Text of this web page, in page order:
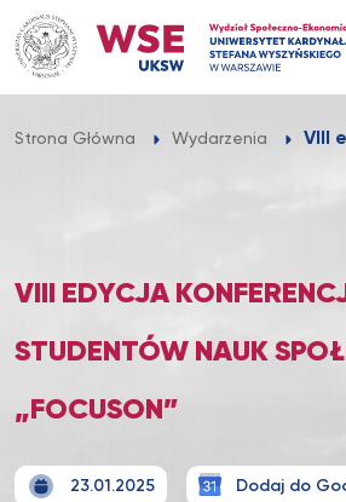
Przejdź
do
treści
Strona Główna Wydarzenia VIII
VIII EDYCJA
STUDENTÓW NAUK
„FOCUSON”
23.01.2025 Dodaj do